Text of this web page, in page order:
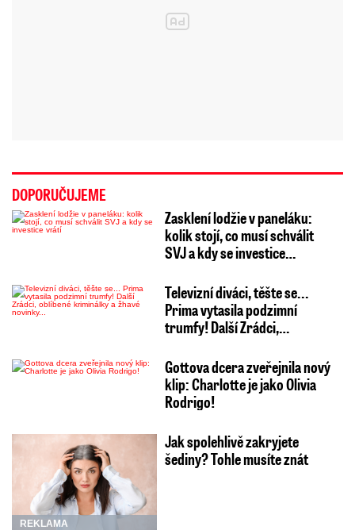
DOPORUČUJEME
Zasklení lodžie v paneláku:
kolik stojí, co musí schválit
SVJ a kdy se investice…
Televizní diváci, těšte se...
Prima vytasila podzimní
trumfy! Další Zrádci,…
Gottova dcera zveřejnila nový
klip: Charlotte je jako Olivia
Rodrigo!
REKLAMA
Jak spolehlivě zakryjete
šediny? Tohle musíte znát